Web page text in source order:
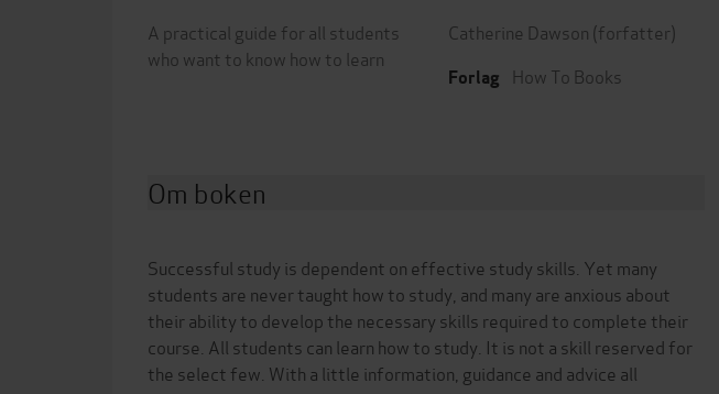
A practical guide for all students
who want to know how to learn
Catherine Dawson (forfatter)
Forlag How To Books
Om boken
Successful study is dependent on effective study skills. Yet many
students are never taught how to study, and many are anxious about
their ability to develop the necessary skills required to complete their
course. All students can learn how to study. It is not a skill reserved for
the select few. With a little information, guidance and advice all